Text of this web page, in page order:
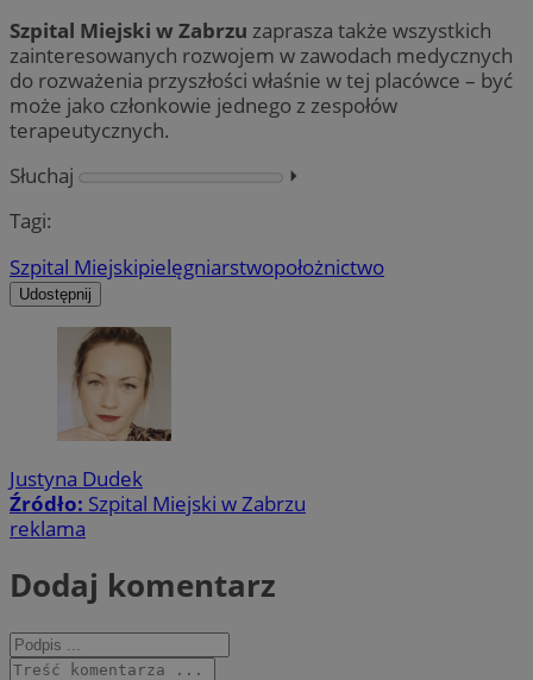
Szpital Miejski w Zabrzu zaprasza także wszystkich
zainteresowanych rozwojem w zawodach medycznych
do rozważenia przyszłości właśnie w tej placówce – być
może jako członkowie jednego z zespołów
terapeutycznych.
Słuchaj
⏵︎
Tagi:
Szpital Miejskipielęgniarstwopołożnictwo
Udostępnij
Justyna Dudek
Źródło: Szpital Miejski w Zabrzu
reklama
Dodaj komentarz